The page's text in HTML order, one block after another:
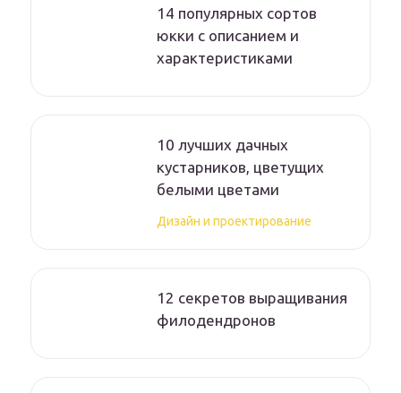
14 популярных сортов
юкки с описанием и
характеристиками
10 лучших дачных
кустарников, цветущих
белыми цветами
Дизайн и проектирование
12 секретов выращивания
филодендронов